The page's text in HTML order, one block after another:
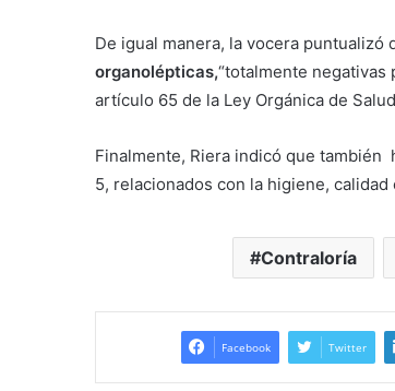
De igual manera, la vocera puntualizó
organolépticas,“totalmente negativas
artículo 65 de la Ley Orgánica de
Finalmente, Riera indicó que
5, relacionados con la higiene,
Contraloría
Facebook Twitter